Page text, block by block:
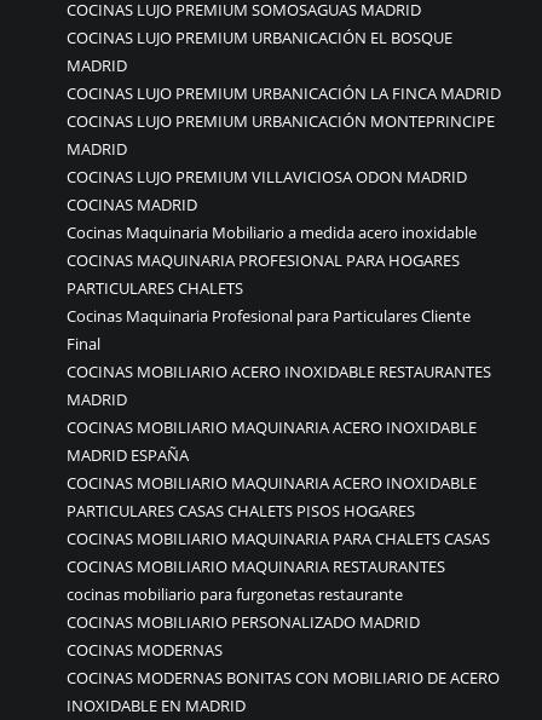
COCINAS LUJO PREMIUM SOMOSAGUAS MADRID
COCINAS LUJO PREMIUM URBANICACIÓN EL BOSQUE
MADRID
COCINAS LUJO PREMIUM URBANICACIÓN LA FINCA MADRID
COCINAS LUJO PREMIUM URBANICACIÓN MONTEPRINCIPE
MADRID
COCINAS LUJO PREMIUM VILLAVICIOSA ODON MADRID
COCINAS MADRID
Cocinas Maquinaria Mobiliario a medida acero inoxidable
COCINAS MAQUINARIA PROFESIONAL PARA HOGARES
PARTICULARES CHALETS
Cocinas Maquinaria Profesional para Particulares Cliente
Final
COCINAS MOBILIARIO ACERO INOXIDABLE RESTAURANTES
MADRID
COCINAS MOBILIARIO MAQUINARIA ACERO INOXIDABLE
MADRID ESPAÑA
COCINAS MOBILIARIO MAQUINARIA ACERO INOXIDABLE
PARTICULARES CASAS CHALETS PISOS HOGARES
COCINAS MOBILIARIO MAQUINARIA PARA CHALETS CASAS
COCINAS MOBILIARIO MAQUINARIA RESTAURANTES
cocinas mobiliario para furgonetas restaurante
COCINAS MOBILIARIO PERSONALIZADO MADRID
COCINAS MODERNAS
COCINAS MODERNAS BONITAS CON MOBILIARIO DE ACERO
INOXIDABLE EN MADRID